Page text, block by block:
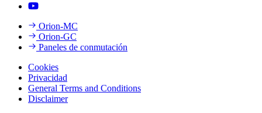
Orion-MC
Orion-GC
Paneles de conmutación
Cookies
Privacidad
General Terms and Conditions
Disclaimer